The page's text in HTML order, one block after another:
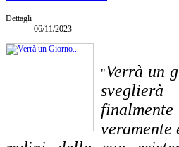
Dettagli
06/11/2023
"Verrà un
veramente